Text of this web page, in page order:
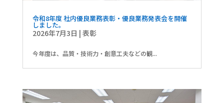
令和8年度 社内優良業務表彰・優良業務発表会を開催
しました。
2026年7月3日 | 表彰
今年度は、品質・技術力・創意工夫などの観...